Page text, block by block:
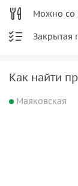
Можно со
Закрытая
Как найти
Маяковская